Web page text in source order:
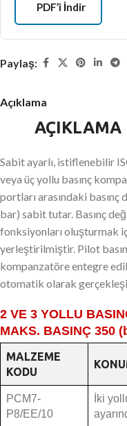
PDF’i İndir
Paylaş:
Açıklama
AÇIKLAMA
Sabit ayarlı, istiflenebilir
veya üç yollu basınç
portları arasındaki
bar) sabit tutar. Basınç
fonksiyonları oluşturmak
yerleştirilmiştir. Pilot
kompanzatöre entegre
otomatik olarak
2 VE 3 YOLLU
MAKS. BASINÇ 350
MALZEME
KODU
PCM7-
P8/EE/10
İki